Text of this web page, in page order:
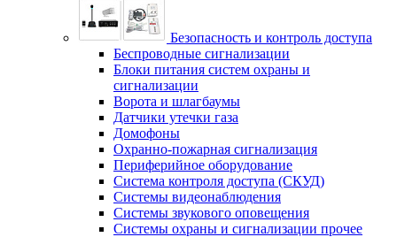
Безопасность и контроль доступа
Беспроводные сигнализации
Блоки питания систем охраны и
сигнализации
Ворота и шлагбаумы
Датчики утечки газа
Домофоны
Охранно-пожарная сигнализация
Периферийное оборудование
Система контроля доступа (СКУД)
Системы видеонаблюдения
Системы звукового оповещения
Системы охраны и сигнализации прочее